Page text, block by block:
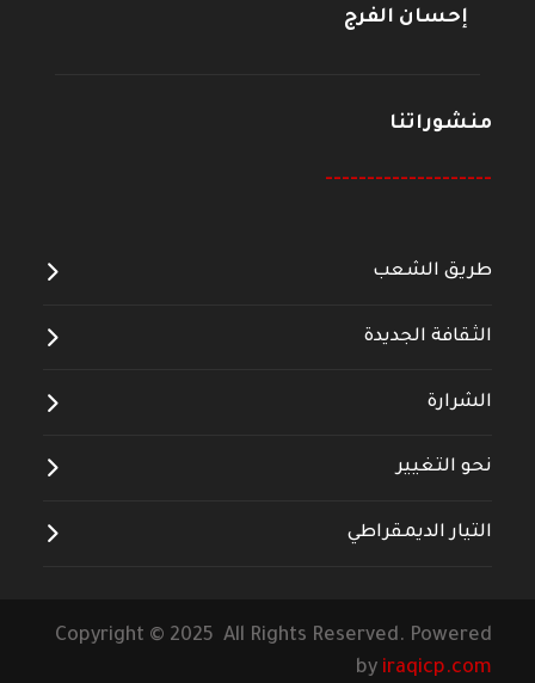
إحسان الفرج
منشوراتنا
--------------------
طريق الشعب
الثقافة الجديدة
الشرارة
نحو التغيير
التيار الديمقراطي
Copyright © 2025 All Rights Reserved. Powered
by iraqicp.com